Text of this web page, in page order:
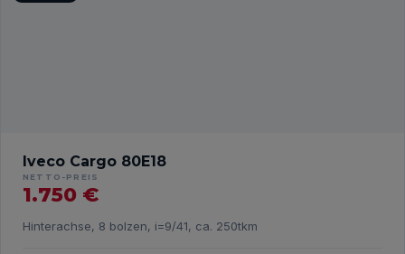
Iveco Cargo 80E18
NETTO-PREIS
1.750 €
Hinterachse, 8 bolzen, i=9/41, ca. 250tkm